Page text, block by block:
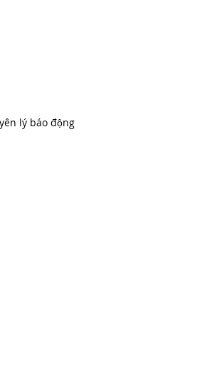
lý báo động